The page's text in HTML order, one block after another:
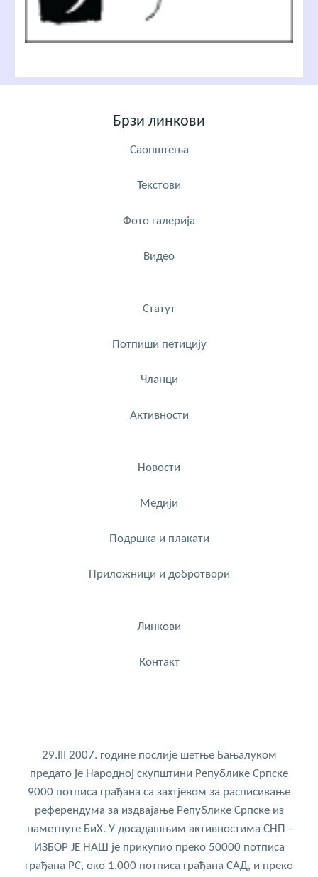
Брзи линкови
Саопштења
Текстови
Фото галерија
Видео
Статут
Потпиши петицију
Чланци
Активности
Новости
Медији
Подршка и плакати
Приложници и добротвори
Линкови
Контакт
29.III 2007. године послије шетње Бањалуком
предато је Народној скупштини Републике Српске
9000 потписа грађана са захтјевом за расписивање
референдума за издвајање Републике Српске из
наметнуте БиХ. У досадашњим активностима СНП -
ИЗБОР ЈЕ НАШ је прикупио преко 50000 потписа
грађана РС, око 1.000 потписа грађана САД, и преко